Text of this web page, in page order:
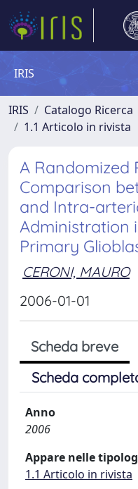
IRIS
IRIS Catalogo Ricerca
1.1 Articolo in rivista
A Randomized
Comparison
and Intra-
Administration
Primary
CERONI, MAURO
2006-01-01
Scheda breve
Scheda
Anno
2006
Appare nelle
1.1 Articolo in rivista